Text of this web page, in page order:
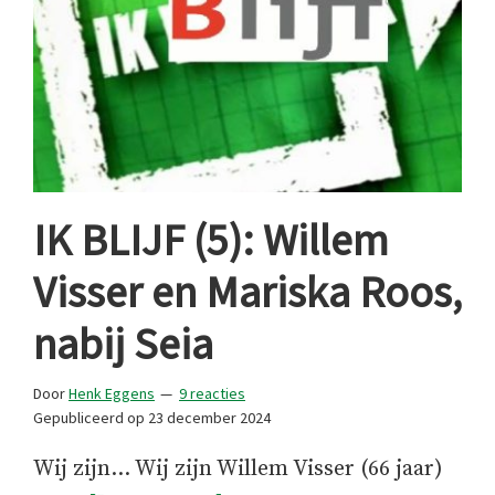
IK BLIJF (5): Willem
Visser en Mariska Roos,
nabij Seia
DoorHenk Eggens
9 reacties
Gepubliceerd op 23 december 2024
Wij zijn... Wij zijn Willem Visser (66 jaar)